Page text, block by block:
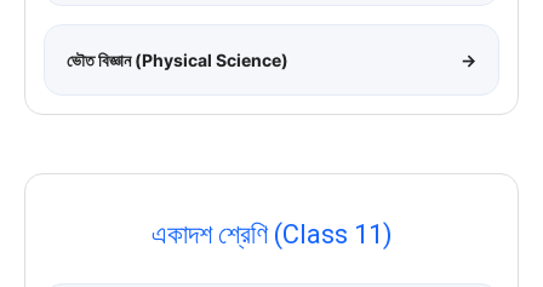
ভৌত বিজ্ঞান (Physical Science) →
একাদশ শ্রেণি (Class 11)